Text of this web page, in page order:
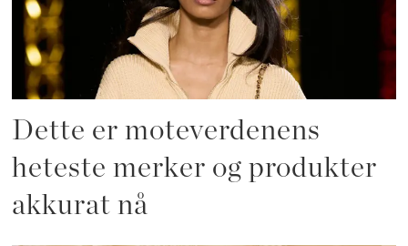
Dette er moteverdenens
heteste merker og produkter
akkurat nå